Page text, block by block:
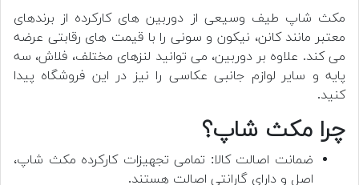
مکث شاپ طیف وسیعی از دوربین های کارکرده از برندهای
معتبر مانند کانن، نیکون و سونی را با قیمت های رقابتی عرضه
می کند. علاوه بر دوربین، می توانید لنزهای مختلف، فلاش، سه
پایه و سایر لوازم جانبی عکاسی را نیز در این فروشگاه پیدا
کنید.
چرا مکث شاپ؟
ضمانت اصالت کالا: تمامی تجهیزات کارکرده مکث شاپ،
اصل و دارای گارانتی اصالت هستند.